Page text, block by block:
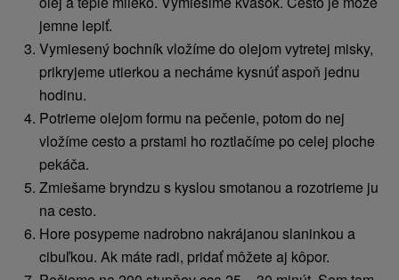
jemne lepiť.
Vymiesený bochník vložíme do olejom vytretej misky,
prikryjeme utierkou a necháme kysnúť aspoň jednu
hodinu.
Potrieme olejom formu na pečenie, potom do nej
vložíme cesto a prstami ho roztlačíme po celej ploche
pekáča.
Zmiešame bryndzu s kyslou smotanou a rozotrieme ju
na cesto.
Hore posypeme nadrobno nakrájanou slaninkou a
cibuľkou. Ak máte radi, pridať môžete aj kôpor.